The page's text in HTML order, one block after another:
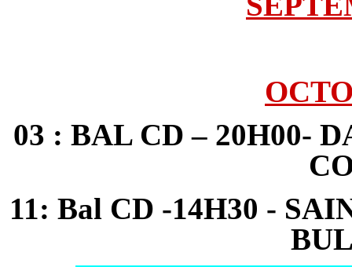
03 : BAL CD – 20H00-
11: Bal CD -14H30 -